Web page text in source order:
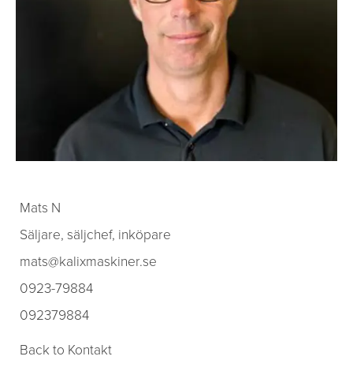
Mats N
Säljare, säljchef, inköpare
mats@kalixmaskiner.se
0923-79884
092379884
Back to Kontakt